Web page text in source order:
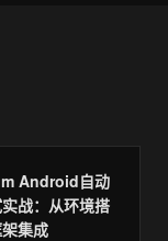
Android自动
战：从环境搭
集成